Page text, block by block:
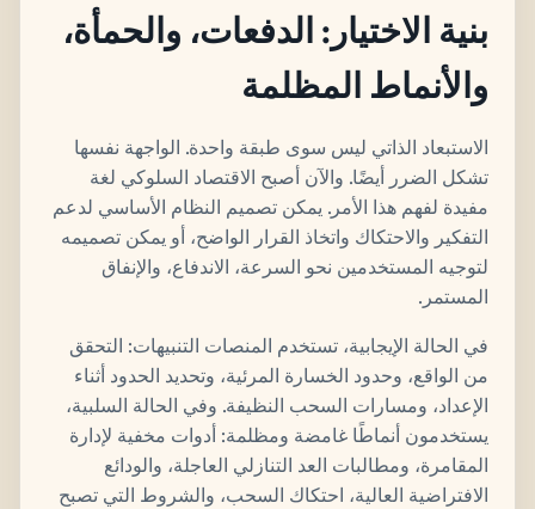
بنية الاختيار: الدفعات، والحمأة،
والأنماط المظلمة
الاستبعاد الذاتي ليس سوى طبقة واحدة. الواجهة نفسها
تشكل الضرر أيضًا. والآن أصبح الاقتصاد السلوكي لغة
مفيدة لفهم هذا الأمر. يمكن تصميم النظام الأساسي لدعم
التفكير والاحتكاك واتخاذ القرار الواضح، أو يمكن تصميمه
لتوجيه المستخدمين نحو السرعة، الاندفاع، والإنفاق
المستمر.
في الحالة الإيجابية، تستخدم المنصات التنبيهات: التحقق
من الواقع، وحدود الخسارة المرئية، وتحديد الحدود أثناء
الإعداد، ومسارات السحب النظيفة. وفي الحالة السلبية،
يستخدمون أنماطًا غامضة ومظلمة: أدوات مخفية لإدارة
المقامرة، ومطالبات العد التنازلي العاجلة، والودائع
الافتراضية العالية، احتكاك السحب، والشروط التي تصبح